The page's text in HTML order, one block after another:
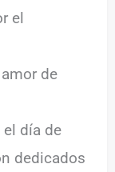
el
de
día de
dedicados